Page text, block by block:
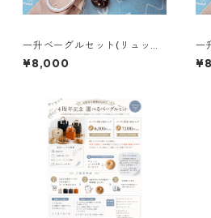
一升ベーグルセット(リュック
ブラウン)
¥8,000
一
グ